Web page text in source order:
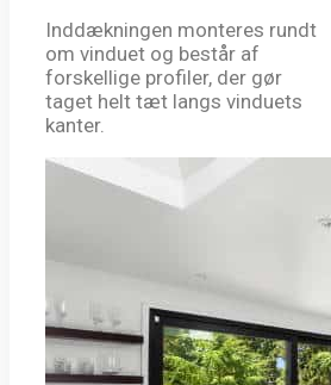
Inddækningen monteres rundt
om vinduet og består af
forskellige profiler, der gør
taget helt tæt langs vinduets
kanter.